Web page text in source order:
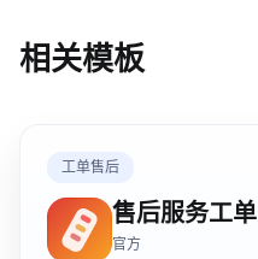
相关模板
工单售后
售后服务工单
官方